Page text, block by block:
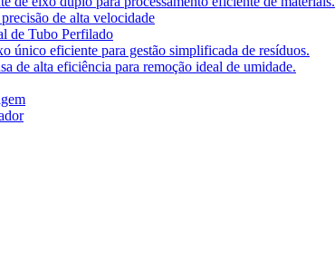
de alta velocidade
de Tubo Perfilado
único eficiente para gestão simplificada de resíduos.
de alta eficiência para remoção ideal de umidade.